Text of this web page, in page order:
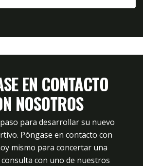
EN CONTACTO
NOSOTROS
para desarrollar su nuevo
Póngase en contacto con
mismo para concertar una
con uno de nuestros